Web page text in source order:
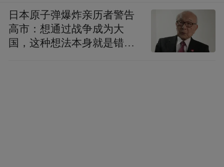
日本原子弹爆炸亲历者警告
高市：想通过战争成为大
国，这种想法本身就是错误